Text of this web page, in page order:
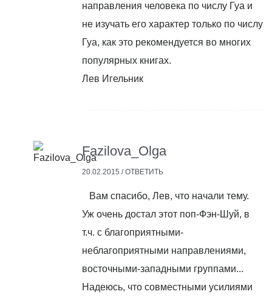
направления человека по числу Гуа и
не изучать его характер только по числу
Гуа, как это рекомендуется во многих
популярных книгах.
Лев Игельник
Fazilova_Olga
20.02.2015 /ОТВЕТИТЬ
Вам спасибо, Лев, что начали тему.
Уж очень достал этот поп-Фэн-Шуй, в
т.ч. с благоприятными-
неблагоприятными направлениями,
восточными-западными группами...
Надеюсь, что совместными усилиями